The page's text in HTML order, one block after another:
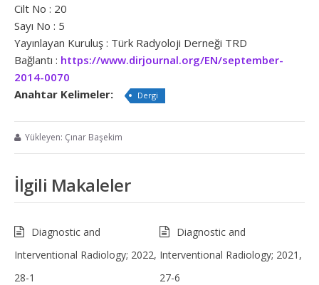
Cilt No : 20
Sayı No : 5
Yayınlayan Kuruluş : Türk Radyoloji Derneği TRD
Bağlantı : https://www.dirjournal.org/EN/september-
2014-0070
Anahtar Kelimeler:
Dergi
Yükleyen: Çınar Başekim
İlgili Makaleler
Diagnostic and
Interventional Radiology; 2022,
28-1
Diagnostic and
Interventional Radiology; 2021,
27-6